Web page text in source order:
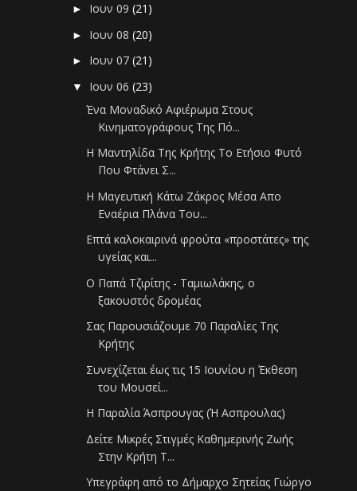
► Ιουν 09(21)
► Ιουν 08(20)
► Ιουν 07(21)
▼ Ιουν 06(23)
Ένα Μοναδικό Αφιέρωμα Στους
Κινηματογράφους Της Πό...
Η Μαντηλίδα Της Κρήτης Το Ετήσιο Φυτό
Που Φτάνει Σ...
H Μαγευτική Κάτω Ζάκρος Μέσα Απο
Εναέρια Πλάνα Του...
Επτά καλοκαιρινά φρούτα «προστάτες» της
υγείας και...
Ο Παπά Τζιρίτης - Ταμιωλάκης, ο
ξακουστός δρομέας
Σας Παρουσιάζουμε 70 Παραλίες Της
Κρήτης
Συνεχίζεται έως τις 15 Ιουνίου η Έκθεση
του Μουσεί...
Η Παραλία Άσπρουγας (Ή Ασπρουλας)
Δείτε Μικρές Στιγμές Καθημερινής Ζωής
Στην Κρήτη Τ...
Υπεγράφη από το Δήμαρχο Σητείας Γιώργο